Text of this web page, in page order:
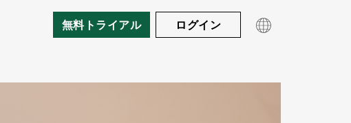
無料トライアル ログイン
製品